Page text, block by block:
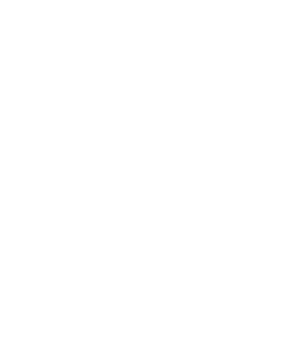
a dus la